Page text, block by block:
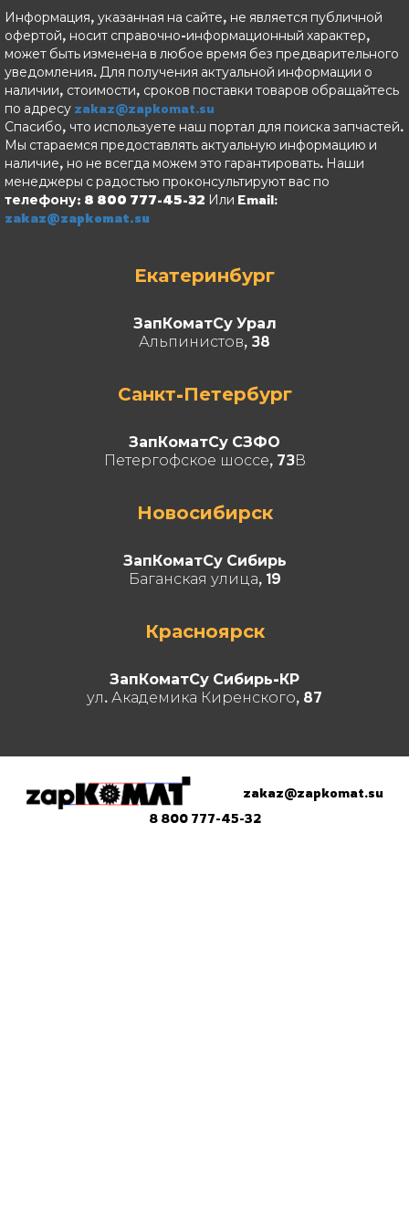
Информация, указанная на сайте, не является публичной
офертой, носит справочно-информационный характер,
может быть изменена в любое время без предварительного
уведомления. Для получения актуальной информации о
наличии, стоимости, сроков поставки товаров обращайтесь
по адресу zakaz@zapkomat.su
Спасибо, что используете наш портал для поиска запчастей.
Мы стараемся предоставлять актуальную информацию и
наличие, но не всегда можем это гарантировать. Наши
менеджеры с радостью проконсультируют вас по
телефону: 8 800 777-45-32 Или Email:
zakaz@zapkomat.su
Екатеринбург
ЗапКоматСу Урал
Альпинистов, 38
Санкт-Петербург
ЗапКоматСу СЗФО
Петергофское шоссе, 73В
Новосибирск
ЗапКоматСу Сибирь
Баганская улица, 19
Красноярск
ЗапКоматСу Сибирь-КР
ул. Академика Киренского, 87
zakaz@zapkomat.su
8 800 777-45-32